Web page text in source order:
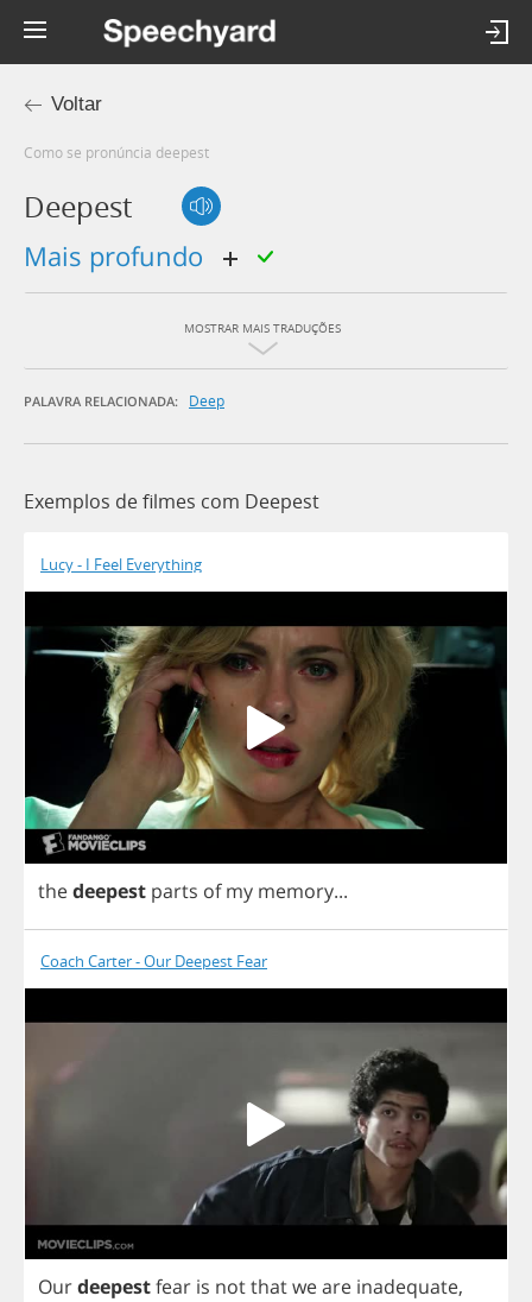
Voltar
Como se pronúncia deepest
Deepest
mais profundo
MOSTRAR MAIS TRADUÇÕES
PALAVRA RELACIONADA: Deep
Exemplos de filmes com Deepest
Lucy - I Feel Everything
thedeepest parts of my memory...
Coach Carter - Our Deepest Fear
Ourdeepestfear is notthatweare inadequate,